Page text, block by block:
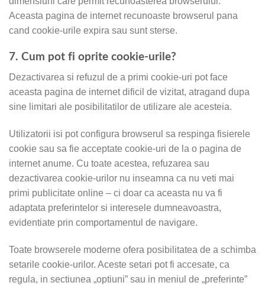
Aceasta pagina de internet recunoaste browserul pana
cand cookie-urile expira sau sunt sterse.
7. Cum pot fi oprite cookie-urile?
Dezactivarea si refuzul de a primi cookie-uri pot face
aceasta pagina de internet dificil de vizitat, atragand dupa
sine limitari ale posibilitatilor de utilizare ale acesteia.
Utilizatorii isi pot configura browserul sa respinga fisierele
cookie sau sa fie acceptate cookie-uri de la o pagina de
internet anume. Cu toate acestea, refuzarea sau
dezactivarea cookie-urilor nu inseamna ca nu veti mai
primi publicitate online – ci doar ca aceasta nu va fi
adaptata preferintelor si interesele dumneavoastra,
evidentiate prin comportamentul de navigare.
Toate browserele moderne ofera posibilitatea de a schimba
setarile cookie-urilor. Aceste setari pot fi accesate, ca
regula, in sectiunea „optiuni” sau in meniul de „preferinte”